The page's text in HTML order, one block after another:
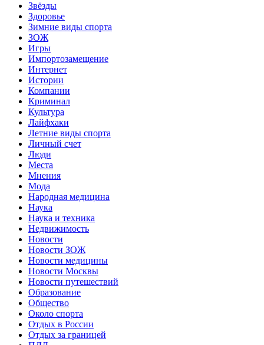
Звёзды
Здоровье
Зимние виды спорта
ЗОЖ
Игры
Импортозамещение
Интернет
Истории
Компании
Криминал
Культура
Лайфхаки
Летние виды спорта
Личный счет
Люди
Места
Мнения
Мода
Народная медицина
Наука
Наука и техника
Недвижимость
Новости
Новости ЗОЖ
Новости медицины
Новости Москвы
Новости путешествий
Образование
Общество
Около спорта
Отдых в России
Отдых за границей